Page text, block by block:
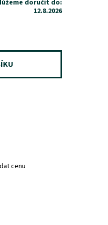
doručit do:
12.8.2026
cenu